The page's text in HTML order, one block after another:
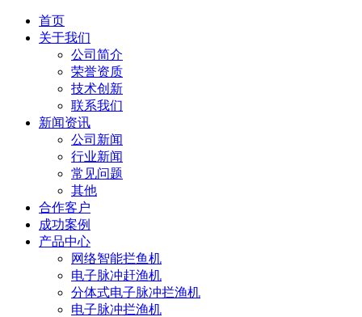
首页
关于我们
公司简介
荣誉资质
技术创新
联系我们
新闻资讯
公司新闻
行业新闻
常见问题
其他
合作客户
成功案例
产品中心
网络智能拦鱼机
电子脉冲赶渔机
分体式电子脉冲拦渔机
电子脉冲拦渔机